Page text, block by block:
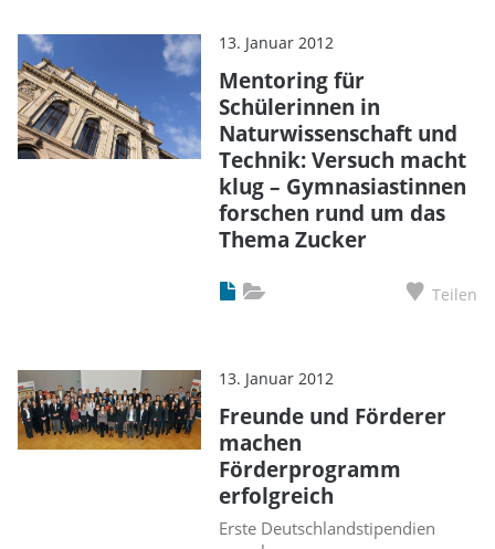
13. Januar 2012
Mentoring für
Schülerinnen in
Naturwissenschaft und
Technik: Versuch macht
klug – Gymnasiastinnen
forschen rund um das
Thema Zucker
Teilen
13. Januar 2012
Freunde und Förderer
machen
Förderprogramm
erfolgreich
Erste Deutschlandstipendien